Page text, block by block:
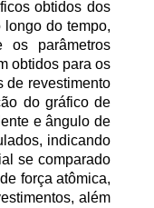
obtidos dos
do tempo,
os parâmetros
obtidos para os
de revestimento
do gráfico de
e ângulo de
indicando
se comparado
força atômica,
além